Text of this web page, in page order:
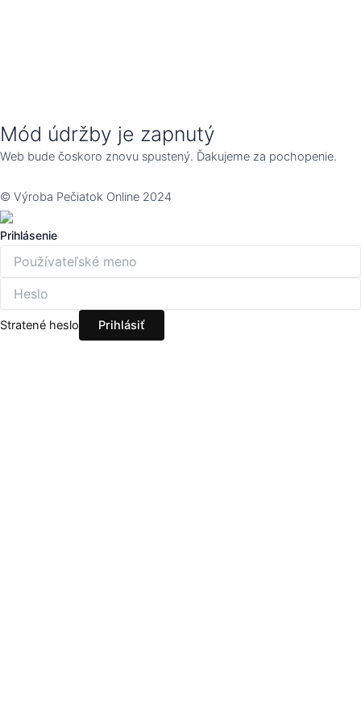
Mód údržby je zapnutý
Web bude čoskoro znovu spustený. Ďakujeme za pochopenie.
© Výroba Pečiatok Online 2024
Prihlásenie
Stratené heslo